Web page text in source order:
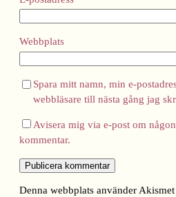
Webbplats
Spara mitt namn, min e-
webbläsare till nästa gång jag
Avisera mig via e-post om
kommentar.
Denna webbplats använder